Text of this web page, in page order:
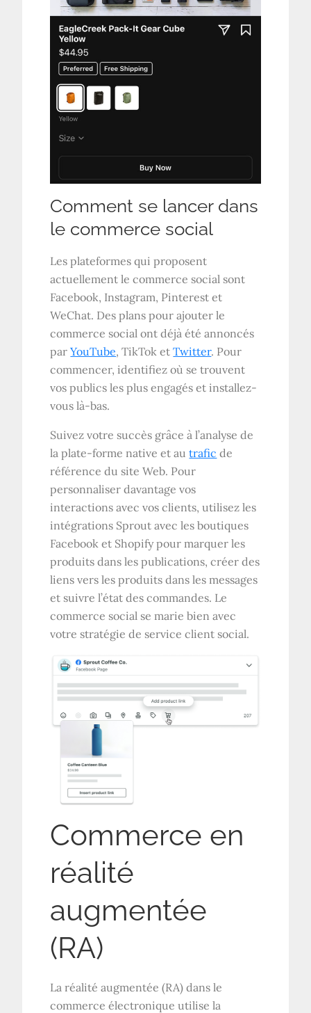
Comment se lancer dans
le commerce social
Les plateformes qui proposent
actuellement le commerce social sont
Facebook, Instagram, Pinterest et
WeChat. Des plans pour ajouter le
commerce social ont déjà été annoncés
parYouTube, TikTok etTwitter. Pour
commencer, identifiez où se trouvent
vos publics les plus engagés et installez-
vous là-bas.
Suivez votre succès grâce à l’analyse de
la plate-forme native et autrafic de
référence du site Web. Pour
personnaliser davantage vos
interactions avec vos clients, utilisez les
intégrations Sprout avec les boutiques
Facebook et Shopify pour marquer les
produits dans les publications, créer des
liens vers les produits dans les messages
et suivre l’état des commandes. Le
commerce social se marie bien avec
votre stratégie de service client social.
Commerce en
réalité
augmentée
(RA)
La réalité augmentée (RA) dans le
commerce électronique utilise la